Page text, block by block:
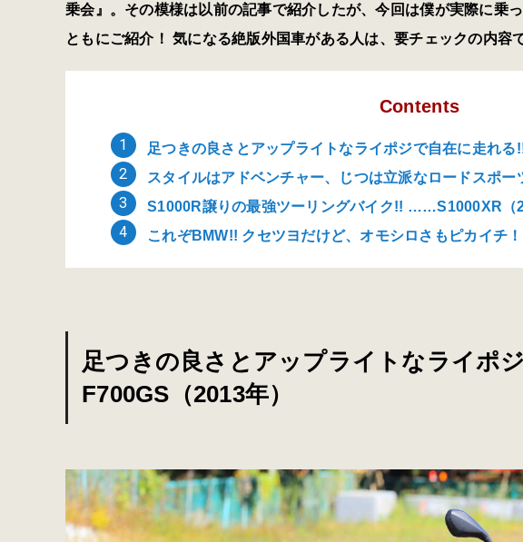
乗会』。その模様は以前の記事で紹介したが、今回は僕が実際に乗
ともにご紹介！ 気になる絶版外国車がある人は、要チェックの内容
Contents
足つきの良さとアップライトなライポジで自在に走れ
スタイルはアドベンチャー、じつは立派なロードスポ
S1000R譲りの最強ツーリングバイク!! ……S1000XR（
これぞBMW!! クセツヨだけど、オモシロさもピカイチ
足つきの良さとアップライトなライ
F700GS（2013年）